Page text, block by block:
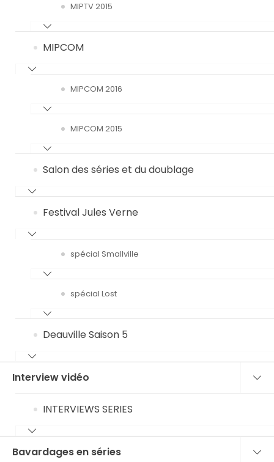
MIPTV 2015
MIPCOM
MIPCOM 2016
MIPCOM 2015
Salon des séries et du doublage
Festival Jules Verne
spécial Smallville
spécial Lost
Deauville Saison 5
Interview vidéo
INTERVIEWS SERIES
Bavardages en séries